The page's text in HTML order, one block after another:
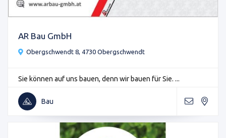
AR Bau GmbH
Obergschwendt 8, 4730 Obergschwendt
Sie können auf uns bauen, denn wir bauen für Sie. ...
Bau